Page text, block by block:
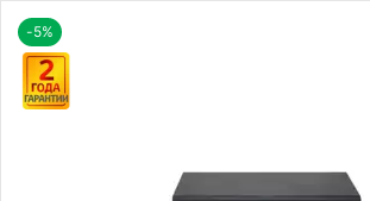
-5%